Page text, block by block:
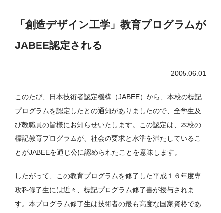
「創造デザイン工学」教育プログラムが
JABEE認定される
2005.06.01
このたび、日本技術者認定機構（JABEE）から、本校の標記
プログラムを認定したとの通知がありましたので、全学生及
び教職員の皆様にお知らせいたします。この認定は、本校の
標記教育プログラムが、社会の要求と水準を満たしているこ
とがJABEEを通じ公に認められたことを意味します。
したがって、この教育プログラムを修了した平成１６年度専
攻科修了生には近々、標記プログラム修了書が授与されま
す。本プログラム修了生は技術者の最も高度な国家資格であ